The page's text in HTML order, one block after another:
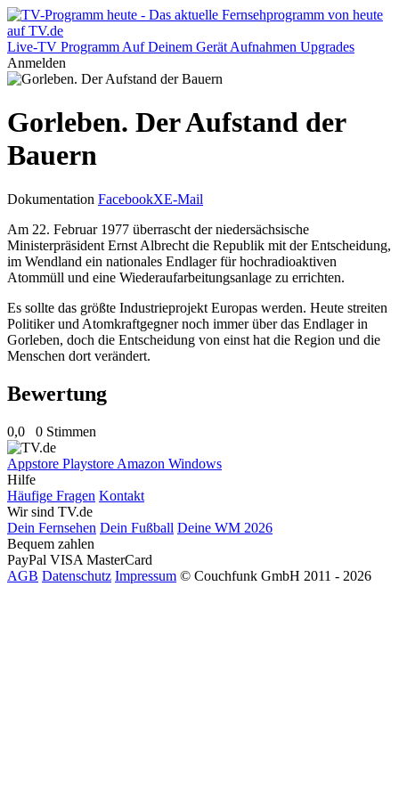
Live-TV Programm Auf Deinem Gerät Aufnahmen Upgrades
Anmelden
Gorleben. Der Aufstand der
Bauern
Dokumentation FacebookXE-Mail
Am 22. Februar 1977 überrascht der niedersächsische
Ministerpräsident Ernst Albrecht die Republik mit der Entscheidung,
im Wendland ein nationales Endlager für hochradioaktiven
Atommüll und eine Wiederaufarbeitungsanlage zu errichten.
Es sollte das größte Industrieprojekt Europas werden. Heute streiten
Politiker und Atomkraftgegner noch immer über das Endlager in
Gorleben, doch die Entscheidung von einst hat die Region und die
Menschen dort verändert.
Bewertung
0,0 0 Stimmen
Appstore Playstore Amazon Windows
Hilfe
Häufige Fragen Kontakt
Wir sind TV.de
Dein Fernsehen Dein Fußball Deine WM 2026
Bequem zahlen
PayPal VISA MasterCard
AGB Datenschutz Impressum © Couchfunk GmbH 2011 - 2026